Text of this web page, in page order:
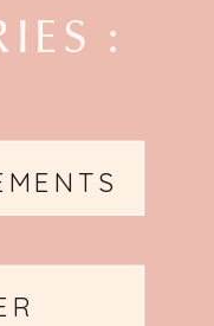
: